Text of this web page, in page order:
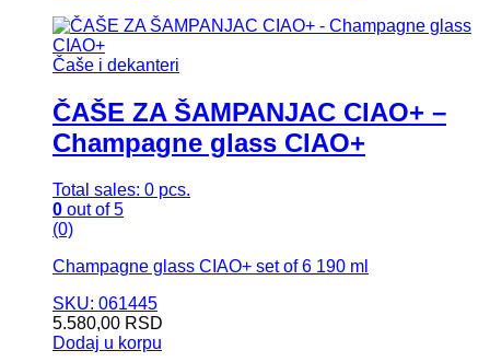
Čaše i dekanteri
ČAŠE ZA ŠAMPANJAC CIAO+ –
Champagne glass CIAO+
Total sales: 0 pcs.
0 out of 5
(0)
Champagne glass CIAO+ set of 6 190 ml
SKU: 061445
5.580,00 RSD
Dodaj u korpu